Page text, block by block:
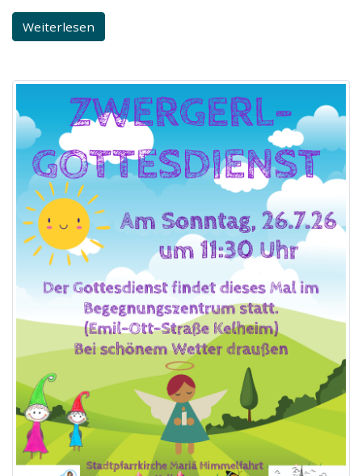
Weiterlesen